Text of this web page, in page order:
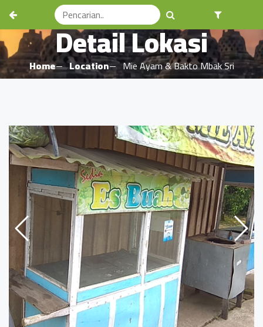
Detail Lokasi
Home Location Mie Ayam & Bakto Mbak Sri